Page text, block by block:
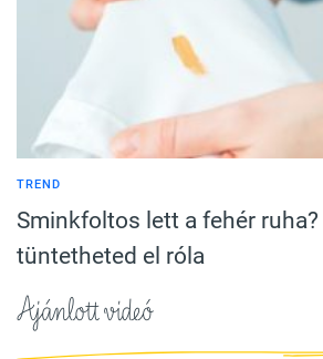
TREND
Sminkfoltos lett a fehér
tüntetheted el róla
Ajánlott videó